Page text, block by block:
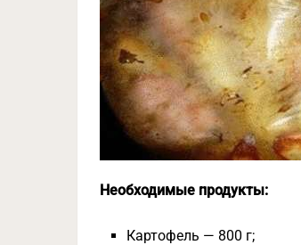
Необходимые продукты:
Картофель — 800 г;